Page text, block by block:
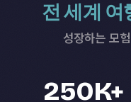
전 세계
성장하는 모
250K+